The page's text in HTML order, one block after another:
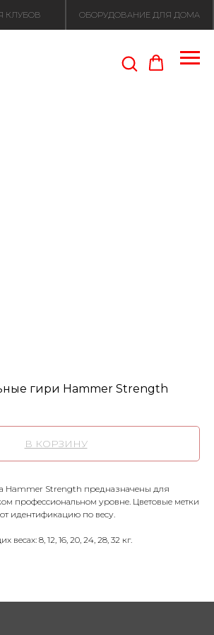
гири Hammer Strength
В КОРЗИНУ
Hammer Strength предназначены для
профессиональном уровне. Цветовые метки
идентификацию по весу.
8, 12, 16, 20, 24, 28, 32 кг.